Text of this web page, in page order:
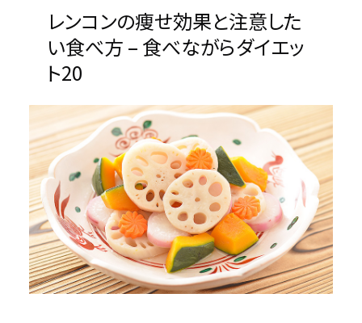
レンコンの痩せ効果と注意した
い食べ方 – 食べながらダイエッ
ト20